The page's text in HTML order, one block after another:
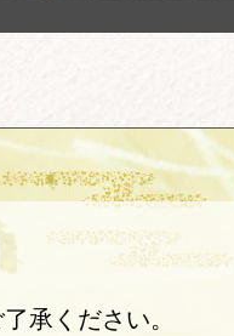
承ください。